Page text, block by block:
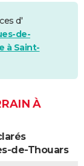
d'
de-
à Saint-
À
de-Thouars